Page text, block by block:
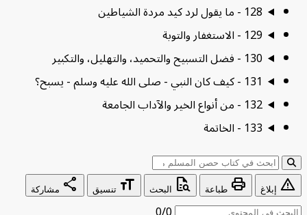
128 - ما يقول لرد كيد مردة الشياطين
129 - الاستغفار والتوبة
130 - فضل التسبيح والتحميد، والتهليل، والتكبير
131 - كيف كان النبي - صلى الله عليه وسلم - يسبح؟
132 - من أنواع الخير والآداب الجامعة
133 - الخاتمة
ابحث عن:
إبلاغ print طباعة quick_reference_all البحث format_size تنسيق share مشاركة